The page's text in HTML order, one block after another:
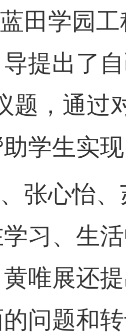
田学园
提出了
题，通过
学生实
张心怡
学习、生
唯展还
问题和